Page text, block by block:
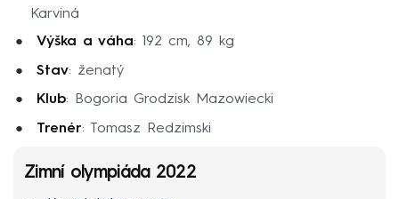
Karviná
Výška a váha: 192 cm, 89 kg
Stav: ženatý
Klub: Bogoria Grodzisk Mazowiecki
Trenér: Tomasz Redzimski
Zimní olympiáda 2022